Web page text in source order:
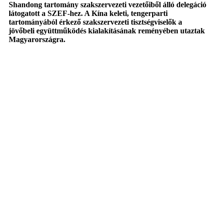
Shandong tartomány szakszervezeti vezetőiből álló delegáció
látogatott a SZEF-hez. A Kína keleti, tengerparti
tartományából érkező szakszervezeti tisztségviselők a
jövőbeli együttműködés kialakításának reményében utaztak
Magyarországra.